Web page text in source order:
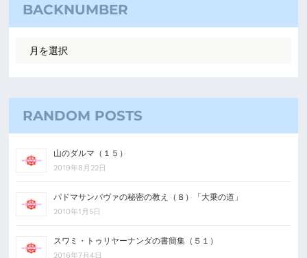
BACKNUMBER
RANDOM POSTS
山のダルマ（１５）
2019年8月22日
パドマサンバヴァの秘密の教え（８）「大乗の道」
2010年1月5日
スワミ・トゥリヤーナンダの書簡集（５１）
2016年7月4日